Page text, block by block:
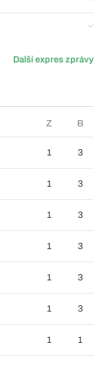
Další expres zprávy
Z B
1 3
1 3
1 3
1 3
1 3
1 3
1 1